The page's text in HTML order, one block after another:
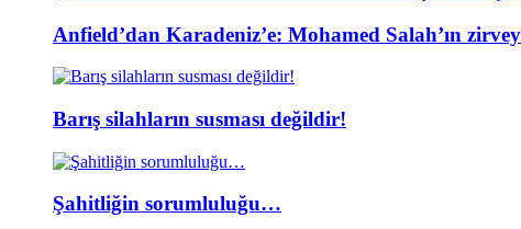
Anfield’dan Karadeniz’e: Mohamed Salah’ın
Barış silahların susması değildir!
Şahitliğin sorumluluğu…